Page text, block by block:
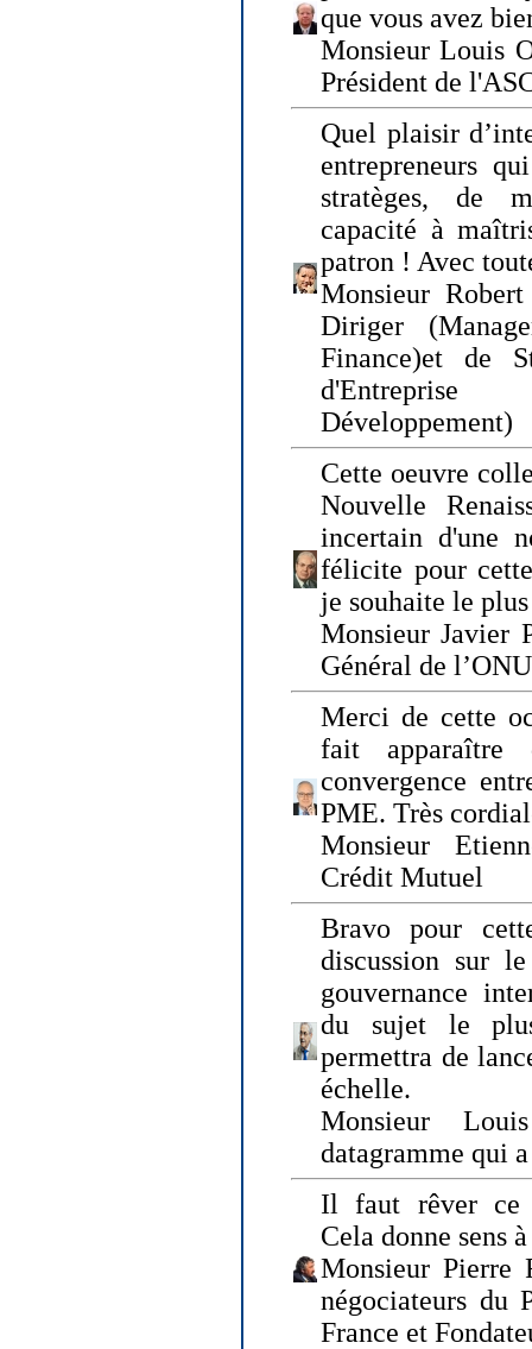
que vous avez
Monsieur Louis
Président de
Quel plaisir
entrepreneurs
stratèges, de
capacité à
patron ! Avec
Monsieur
Diriger
Finance)et de
Développement)
Cette oeuvre
Nouvelle
incertain d'une
félicite pour
je souhaite le
Monsieur Javier
Général de
Merci de cette
fait apparaître
convergence
PME. Très
Monsieur
Crédit Mutuel
Bravo pour
discussion sur
gouvernance
du sujet le
permettra de
échelle.
Monsieur
datagramme qui
Il faut rêver ce
Cela donne sens
Monsieur Pierre
négociateurs du
France et